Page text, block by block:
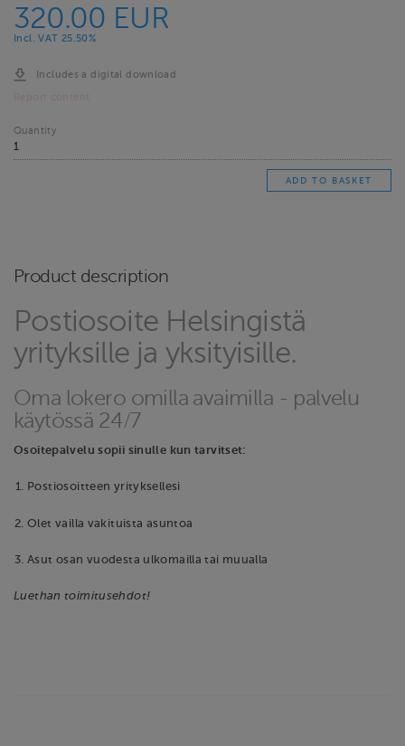
320.00 EUR
Incl. VAT 25.50%
Includes a digital download
Quantity
Product description
Postiosoite Helsingistä
yrityksille ja yksityisille.
Oma lokero omilla avaimilla - palvelu
käytössä 24/7
Osoitepalvelu sopii sinulle kun tarvitset:
Postiosoitteen yrityksellesi
Olet vailla vakituista asuntoa
Asut osan vuodesta ulkomailla tai muualla
Luethan toimitusehdot!